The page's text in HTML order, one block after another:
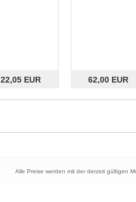
22,05 EUR 62,00 EUR
Alle Preise werden mit der derzeit gültigen